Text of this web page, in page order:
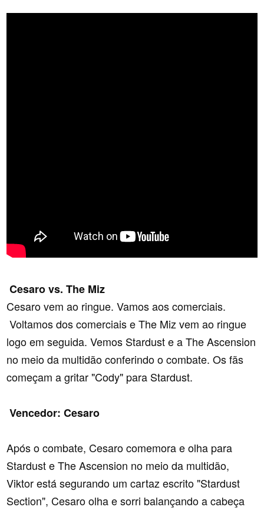
Cesaro vs. The Miz
Cesaro vem ao ringue. Vamos aos comerciais.
Voltamos dos comerciais e The Miz vem ao ringue
logo em seguida. Vemos Stardust e a The Ascension
no meio da multidão conferindo o combate. Os fãs
começam a gritar "Cody" para Stardust.
Vencedor: Cesaro
Após o combate, Cesaro comemora e olha para
Stardust e The Ascension no meio da multidão,
Viktor está segurando um cartaz escrito "Stardust
Section", Cesaro olha e sorri balançando a cabeça